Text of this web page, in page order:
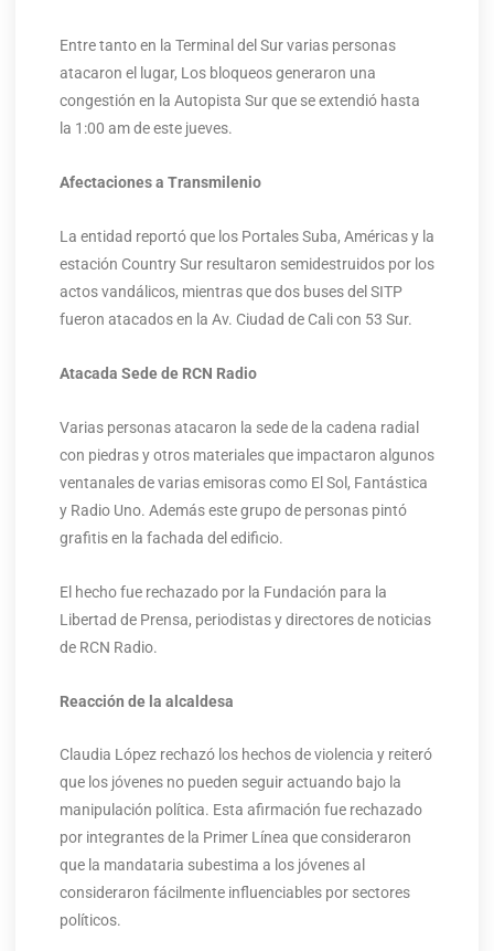
Entre tanto en la Terminal del Sur varias personas
atacaron el lugar, Los bloqueos generaron una
congestión en la Autopista Sur que se extendió hasta
la 1:00 am de este jueves.
Afectaciones a Transmilenio
La entidad reportó que los Portales Suba, Américas y la
estación Country Sur resultaron semidestruidos por los
actos vandálicos, mientras que dos buses del SITP
fueron atacados en la Av. Ciudad de Cali con 53 Sur.
Atacada Sede de RCN Radio
Varias personas atacaron la sede de la cadena radial
con piedras y otros materiales que impactaron algunos
ventanales de varias emisoras como El Sol, Fantástica
y Radio Uno. Además este grupo de personas pintó
grafitis en la fachada del edificio.
El hecho fue rechazado por la Fundación para la
Libertad de Prensa, periodistas y directores de noticias
de RCN Radio.
Reacción de la alcaldesa
Claudia López rechazó los hechos de violencia y reiteró
que los jóvenes no pueden seguir actuando bajo la
manipulación política. Esta afirmación fue rechazado
por integrantes de la Primer Línea que consideraron
que la mandataria subestima a los jóvenes al
consideraron fácilmente influenciables por sectores
políticos.